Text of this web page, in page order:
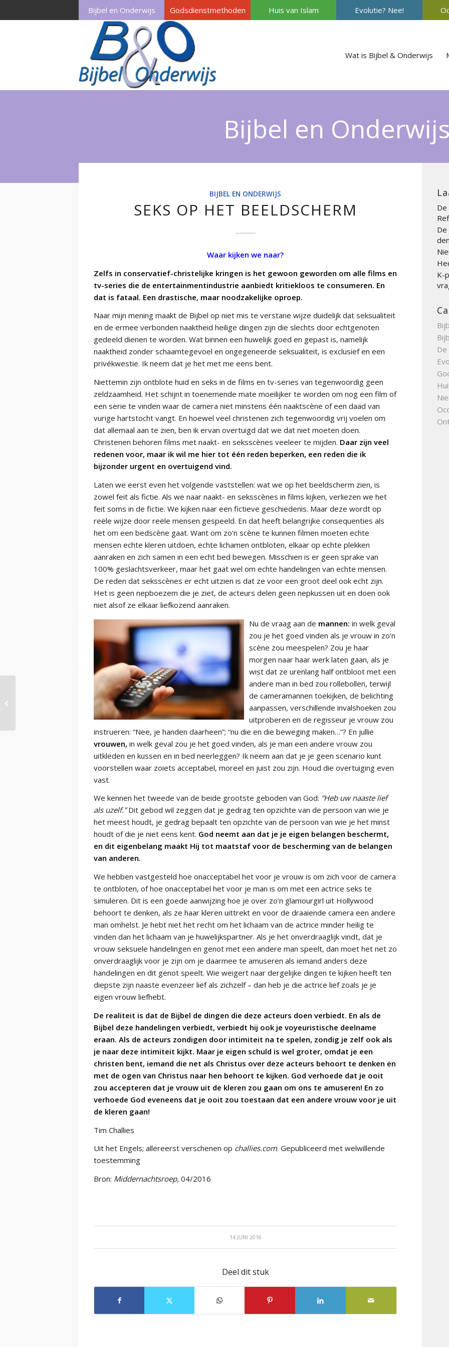
Bijbel en Onderwijs Godsdienstmethoden Huis van Islam Evolutie? Nee!
Wat is Bijbel & Onderwijs
Bijbel en Onderwijs
BIJBEL EN ONDERWIJS
SEKS OP HET BEELDSCHERM
Waar kijken we naar?
Zelfs in conservatief-christelijke kringen is het gewoon geworden om alle films en
tv-series die de entertainmentindustrie aanbiedt kritiekloos te consumeren. En
dat is fataal. Een drastische, maar noodzakelijke oproep.
Naar mijn mening maakt de Bijbel op niet mis te verstane wijze duidelijk dat seksualiteit
en de ermee verbonden naaktheid heilige dingen zijn die slechts door echtgenoten
gedeeld dienen te worden. Wat binnen een huwelijk goed en gepast is, namelijk
naaktheid zonder schaamtegevoel en ongegeneerde seksualiteit, is exclusief en een
privékwestie. Ik neem dat je het met me eens bent.
Niettemin zijn ontblote huid en seks in de films en tv-series van tegenwoordig geen
zeldzaamheid. Het schijnt in toenemende mate moeilijker te worden om nog een film of
een serie te vinden waar de camera niet minstens één naaktscène of een daad van
vurige hartstocht vangt. En hoewel veel christenen zich tegenwoordig vrij voelen om
dat allemaal aan te zien, ben ik ervan overtuigd dat we dat niet moeten doen.
Christenen behoren films met naakt- en seksscènes veeleer te mijden. Daar zijn veel
redenen voor, maar ik wil me hier tot één reden beperken, een reden die ik
bijzonder urgent en overtuigend vind.
Laten we eerst even het volgende vaststellen: wat we op het beeldscherm zien, is
zowel feit als fictie. Als we naar naakt- en seksscènes in films kijken, verliezen we het
feit soms in de fictie. We kijken naar een fictieve geschiedenis. Maar deze wordt op
reële wijze door reële mensen gespeeld. En dat heeft belangrijke consequenties als
het om een bedscène gaat. Want om zo‘n scène te kunnen filmen moeten echte
mensen echte kleren uitdoen, echte lichamen ontbloten, elkaar op echte plekken
aanraken en zich samen in een echt bed bewegen. Misschien is er geen sprake van
100% geslachtsverkeer, maar het gaat wel om echte handelingen van echte mensen.
De reden dat seksscènes er echt uitzien is dat ze voor een groot deel ook echt zijn.
Het is geen nepboezem die je ziet, de acteurs delen geen nepkussen uit en doen ook
niet alsof ze elkaar liefkozend aanraken.
Nu de vraag aan de mannen: in welk geval
zou je het goed vinden als je vrouw in zo’n
scène zou meespelen? Zou je haar
morgen naar haar werk laten gaan, als je
wist dat ze urenlang half ontbloot met een
andere man in bed zou rollebollen, terwijl
de cameramannen toekijken, de belichting
aanpassen, verschillende invalshoeken zou
uitproberen en de regisseur je vrouw zou
instrueren: “Nee, je handen daarheen”; “nu die en die beweging maken…”? En jullie
vrouwen, in welk geval zou je het goed vinden, als je man een andere vrouw zou
uitkleden en kussen en in bed neerleggen? Ik neem aan dat je je geen scenario kunt
voorstellen waar zoiets acceptabel, moreel en juist zou zijn. Houd die overtuiging even
vast.
We kennen het tweede van de beide grootste geboden van God: “Heb uw naaste lief
als uzelf.”Dit gebod wil zeggen dat je gedrag ten opzichte van de persoon van wie je
het meest houdt, je gedrag bepaalt ten opzichte van de persoon van wie je het minst
houdt of die je niet eens kent. God neemt aan dat je je eigen belangen beschermt,
en dit eigenbelang maakt Hij tot maatstaf voor de bescherming van de belangen
van anderen.
We hebben vastgesteld hoe onacceptabel het voor je vrouw is om zich voor de camera
te ontbloten, of hoe onacceptabel het voor je man is om met een actrice seks te
simuleren. Dit is een goede aanwijzing hoe je over zo’n glamourgirl uit Hollywood
behoort te denken, als ze haar kleren uittrekt en voor de draaiende camera een andere
man omhelst. Je hebt niet het recht om het lichaam van de actrice minder heilig te
vinden dan het lichaam van je huwelijkspartner. Als je het onverdraaglijk vindt, dat je
vrouw seksuele handelingen en genot met een andere man speelt, dan moet het net zo
onverdraaglijk voor je zijn om je daarmee te amuseren als iemand anders deze
handelingen en dit genot speelt. Wie weigert naar dergelijke dingen te kijken heeft ten
diepste zijn naaste evenzeer lief als zichzelf – dan heb je die actrice lief zoals je je
eigen vrouw liefhebt.
De realiteit is dat de Bijbel de dingen die deze acteurs doen verbiedt. En als de
Bijbel deze handelingen verbiedt, verbiedt hij ook je voyeuristische deelname
eraan. Als de acteurs zondigen door intimiteit na te spelen, zondig je zelf ook als
je naar deze intimiteit kijkt. Maar je eigen schuld is wel groter, omdat je een
christen bent, iemand die net als Christus over deze acteurs behoort te denken en
met de ogen van Christus naar hen behoort te kijken. God verhoede dat je ooit
zou accepteren dat je vrouw uit de kleren zou gaan om ons te amuseren! En zo
verhoede God eveneens dat je ooit zou toestaan dat een andere vrouw voor je uit
de kleren gaan!
Tim Challies
Uit het Engels; allereerst verschenen op challies.com. Gepubliceerd met welwillende
toestemming
Bron: Middernachtsroep, 04/2016
14 JUNI 2016
Deel dit stuk
K-
Het oude en het nieuwe kruis